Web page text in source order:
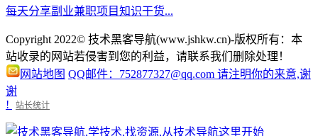
每天分享副业兼职项目知识干货...
Copyright 2022© 技术黑客导航(www.jshkw.cn)-版权所有：本
站收录的网站若侵害到您的利益，请联系我们删除处理！
网站地图 QQ邮件：752877327@qq.com 请注明你的来意,谢
谢
!
站长统计